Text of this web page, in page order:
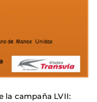
la campaña LVII: